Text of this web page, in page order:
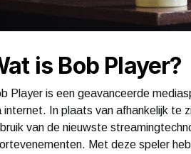
is Bob Player?
Player is een geavanceerde
internet. In plaats van afhankelijk te
van de nieuwste
Met deze speler